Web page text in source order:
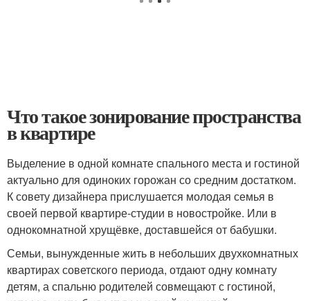
Что такое зонирование пространства
в квартире
Выделение в одной комнате спального места и гостиной
актуально для одиноких горожан со средним достатком.
К совету дизайнера прислушается молодая семья в
своей первой квартире-студии в новостройке. Или в
однокомнатной хрущёвке, доставшейся от бабушки.
Семьи, вынужденные жить в небольших двухкомнатных
квартирах советского периода, отдают одну комнату
детям, а спальню родителей совмещают с гостиной,